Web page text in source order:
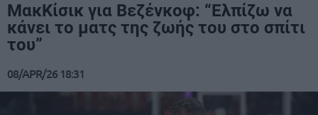
ΜακΚίσικ για Βεζένκοφ: “Ελπίζω να
κάνει το ματς της ζωής του στο σπίτι
του”
08/APR/26 18:31